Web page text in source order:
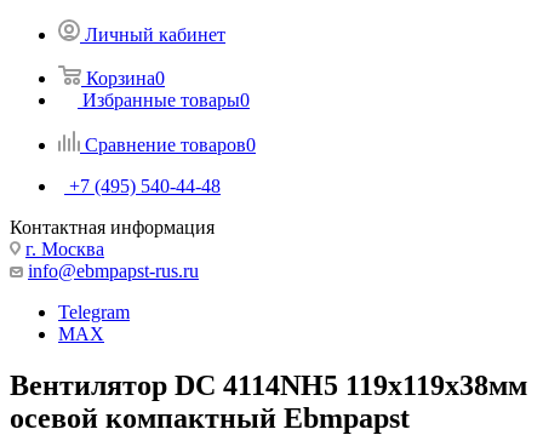
Личный кабинет
Корзина0
Избранные товары0
Сравнение товаров0
+7 (495) 540-44-48
Контактная информация
г. Москва
info@ebmpapst-rus.ru
Telegram
MAX
Вентилятор DC 4114NH5 119x119x38мм
осевой компактный Ebmpapst